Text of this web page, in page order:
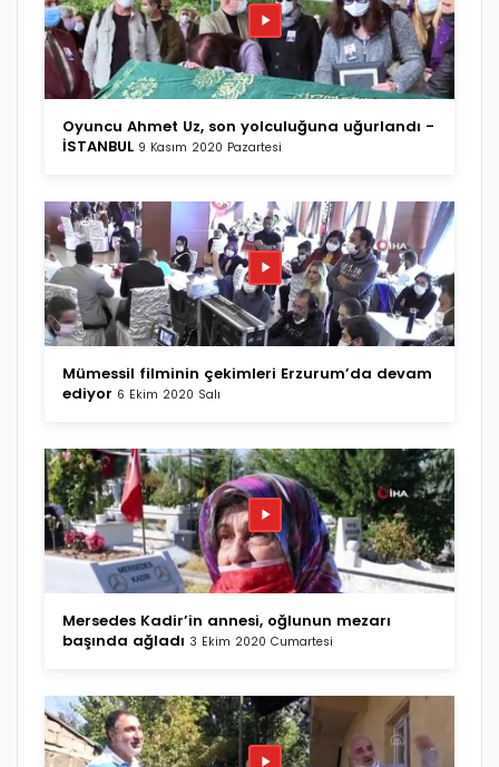
Oyuncu Ahmet Uz, son yolculuğuna uğurlandı -
İSTANBUL 9 Kasım 2020 Pazartesi
Mümessil filminin çekimleri Erzurum’da devam
ediyor 6 Ekim 2020 Salı
Mersedes Kadir’in annesi, oğlunun mezarı
başında ağladı 3 Ekim 2020 Cumartesi